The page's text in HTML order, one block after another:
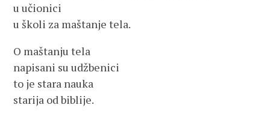
u učionici
u školi za maštanje tela.
O maštanju tela
napisani su udžbenici
to je stara nauka
starija od biblije.